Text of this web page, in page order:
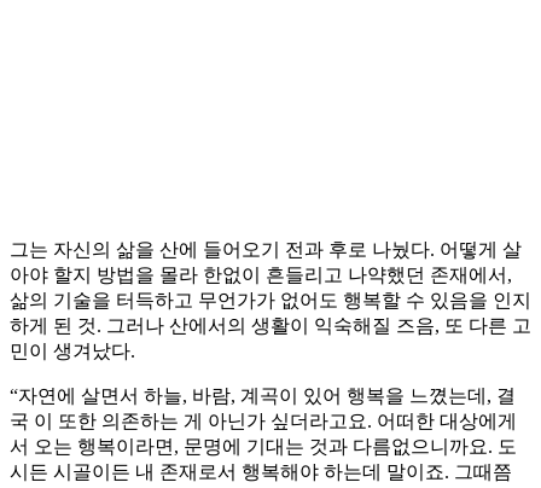
그는 자신의 삶을 산에 들어오기 전과 후로 나눴다. 어떻게 살
아야 할지 방법을 몰라 한없이 흔들리고 나약했던 존재에서,
삶의 기술을 터득하고 무언가가 없어도 행복할 수 있음을 인지
하게 된 것. 그러나 산에서의 생활이 익숙해질 즈음, 또 다른 고
민이 생겨났다.
“자연에 살면서 하늘, 바람, 계곡이 있어 행복을 느꼈는데, 결
국 이 또한 의존하는 게 아닌가 싶더라고요. 어떠한 대상에게
서 오는 행복이라면, 문명에 기대는 것과 다름없으니까요. 도
시든 시골이든 내 존재로서 행복해야 하는데 말이죠. 그때쯤